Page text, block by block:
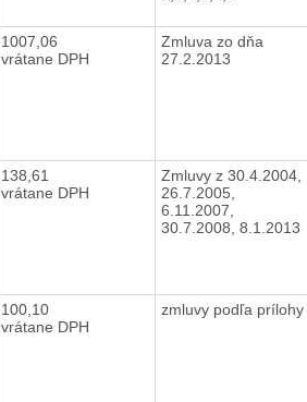
1007,06
vrátane DPH
Zmluva zo dňa
27.2.2013
138,61
vrátane DPH
Zmluvy z 30.4.2004,
26.7.2005,
6.11.2007,
30.7.2008, 8.1.2013
100,10
vrátane DPH
zmluvy podľa prílohy